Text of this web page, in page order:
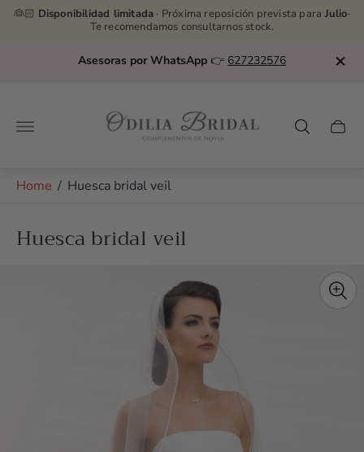
👰🏻 Disponibilidad limitada · Próxima reposición prevista para Julio·
Te recomendamos consultarnos stock.
Asesoras por WhatsApp 👉 627232576
Store
logo"
Cart
Home / Huesca bridal veil
Huesca bridal veil